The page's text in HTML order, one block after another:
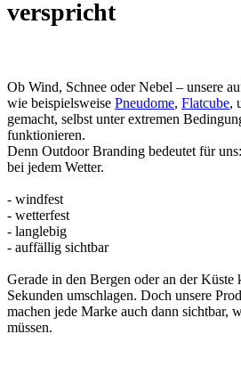
verspricht
Ob Wind, Schnee oder Nebel – unsere
wie beispielsweise Pneudome, Flatcube,
gemacht, selbst unter extremen
funktionieren.
Denn Outdoor Branding bedeutet für
bei jedem Wetter.
- windfest
- wetterfest
- langlebig
- auffällig sichtbar
Gerade in den Bergen oder an der Küste
Sekunden umschlagen. Doch unsere
machen jede Marke auch dann sichtbar,
müssen.